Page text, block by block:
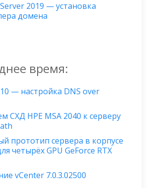
2019 — установка
домена
время:
— настройка DNS over
СХД HPE MSA 2040 к серверу
прототип сервера в корпусе
четырёх GPU GeForce RTX
vCenter 7.0.3.02500